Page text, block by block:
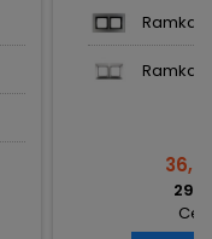
Ramka
Ramka